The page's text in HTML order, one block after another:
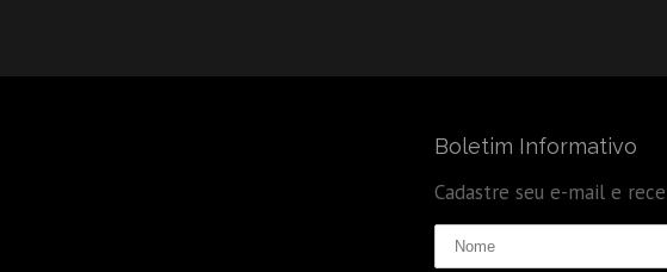
Boletim Informativo
Cadastre seu e-mail e